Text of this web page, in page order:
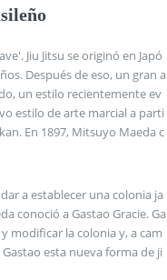
Jiu Jitsu se originó en Japó
Después de eso, un gran a
un estilo recientemente ev
estilo de arte marcial a parti
En 1897, Mitsuyo Maeda c
a establecer una colonia ja
conoció a Gastao Gracie. Ga
modificar la colonia y, a cam
esta nueva forma de ji